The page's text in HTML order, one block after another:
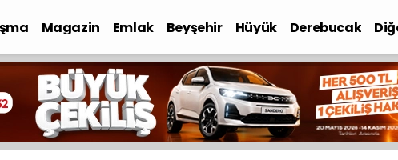
Magazin Emlak Beyşehir Hüyük Derebucak